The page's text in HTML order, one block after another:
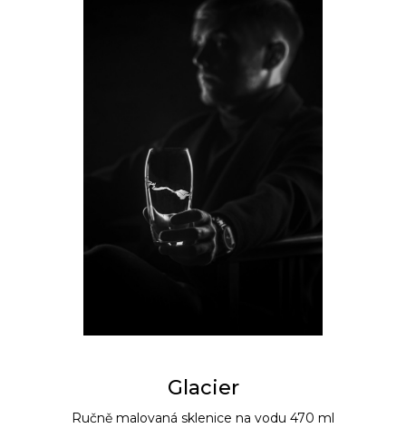
Glacier
Ručně malovaná sklenice na vodu 470 ml